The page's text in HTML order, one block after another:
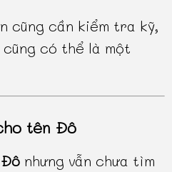
cũng cần kiểm tra kỹ,
có thể là một
tên Đô
Đô nhưng vẫn chưa tìm